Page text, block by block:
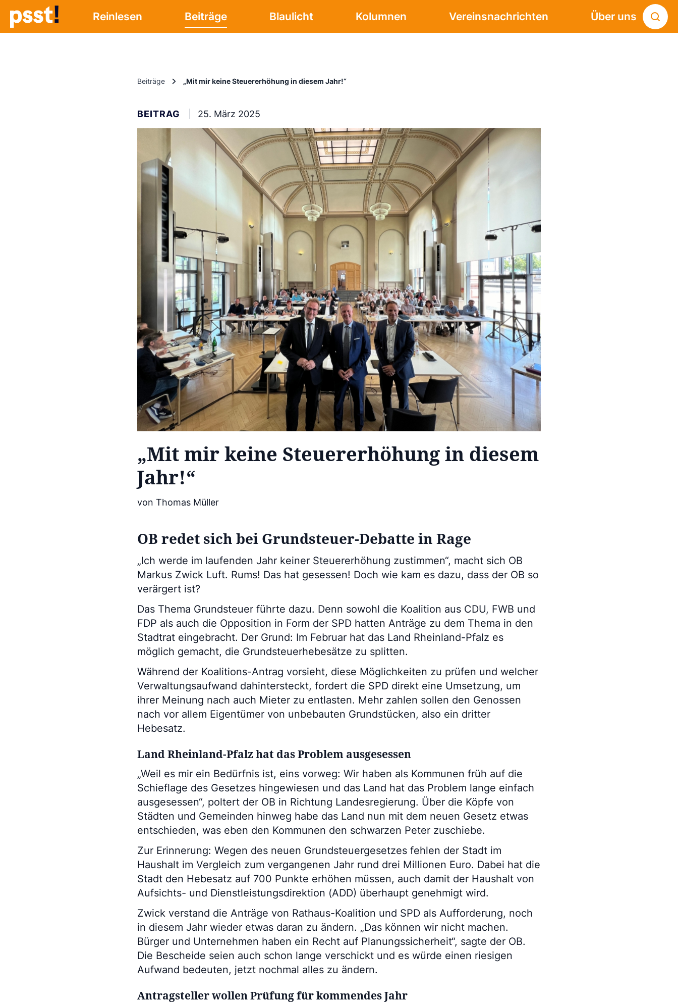
Reinlesen Beiträge Blaulicht Kolumnen Vereinsnachrichten Über uns
Beiträge „Mit mir keine Steuererhöhung in diesem Jahr!“
BEITRAG 25. März 2025
„Mit mir keine Steuererhöhung in diesem
Jahr!“
von Thomas Müller
OB redet sich bei Grundsteuer-Debatte in Rage
„Ich werde im laufenden Jahr keiner Steuererhöhung zustimmen“, macht sich OB
Markus Zwick Luft. Rums! Das hat gesessen! Doch wie kam es dazu, dass der OB so
verärgert ist?
Das Thema Grundsteuer führte dazu. Denn sowohl die Koalition aus CDU, FWB und
FDP als auch die Opposition in Form der SPD hatten Anträge zu dem Thema in den
Stadtrat eingebracht. Der Grund: Im Februar hat das Land Rheinland-Pfalz es
möglich gemacht, die Grundsteuerhebesätze zu splitten.
Während der Koalitions-Antrag vorsieht, diese Möglichkeiten zu prüfen und welcher
Verwaltungsaufwand dahintersteckt, fordert die SPD direkt eine Umsetzung, um
ihrer Meinung nach auch Mieter zu entlasten. Mehr zahlen sollen den Genossen
nach vor allem Eigentümer von unbebauten Grundstücken, also ein dritter
Hebesatz.
Land Rheinland-Pfalz hat das Problem ausgesessen
„Weil es mir ein Bedürfnis ist, eins vorweg: Wir haben als Kommunen früh auf die
Schieflage des Gesetzes hingewiesen und das Land hat das Problem lange einfach
ausgesessen“, poltert der OB in Richtung Landesregierung. Über die Köpfe von
Städten und Gemeinden hinweg habe das Land nun mit dem neuen Gesetz etwas
entschieden, was eben den Kommunen den schwarzen Peter zuschiebe.
Zur Erinnerung: Wegen des neuen Grundsteuergesetzes fehlen der Stadt im
Haushalt im Vergleich zum vergangenen Jahr rund drei Millionen Euro. Dabei hat die
Stadt den Hebesatz auf 700 Punkte erhöhen müssen, auch damit der Haushalt von
Aufsichts- und Dienstleistungsdirektion (ADD) überhaupt genehmigt wird.
Zwick verstand die Anträge von Rathaus-Koalition und SPD als Aufforderung, noch
in diesem Jahr wieder etwas daran zu ändern. „Das können wir nicht machen.
Bürger und Unternehmen haben ein Recht auf Planungssicherheit“, sagte der OB.
Die Bescheide seien auch schon lange verschickt und es würde einen riesigen
Aufwand bedeuten, jetzt nochmal alles zu ändern.
Antragsteller wollen Prüfung für kommendes Jahr